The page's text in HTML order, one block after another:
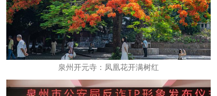
泉州开元寺：凤凰花开满树红